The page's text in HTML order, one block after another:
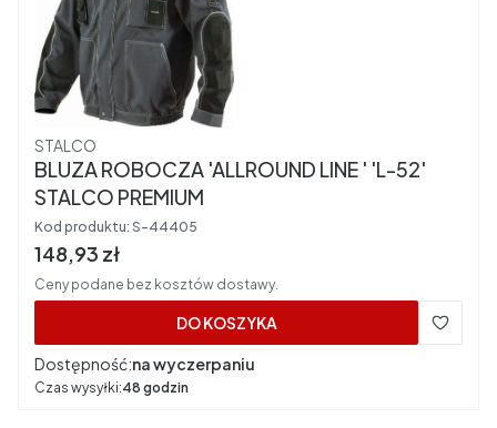
Producent
STALCO
BLUZA ROBOCZA 'ALLROUND LINE ' 'L-52'
STALCO PREMIUM
Kod produktu: S-44405
Cena brutto
148,93 zł
Ceny podane bez kosztów dostawy.
DO KOSZYKA
Dostępność:na wyczerpaniu
Czas wysyłki:48 godzin